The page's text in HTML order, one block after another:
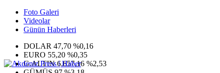
Foto Galeri
Videolar
Günün Haberleri
DOLAR 47,70 %0,16
EURO 55,20 %0,35
G.ALTIN6.657,16 %2,53